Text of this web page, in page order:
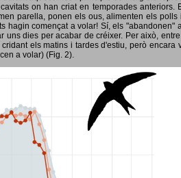
on han criat en temporades anteriors.
parella, ponen els ous, alimenten els
hagin començat a volar! Sí, els "abandonen"
dies per acabar de créixer. Per això,
els matins i tardes d'estiu, però encara
a volar) (Fig. 2).